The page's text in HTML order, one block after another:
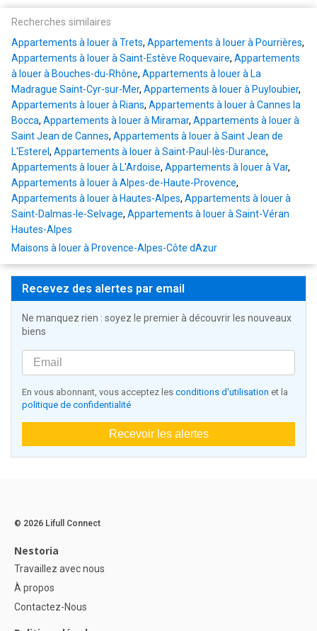
Recherches similaires
Appartements à louer à Trets, Appartements à louer à Pourrières,
Appartements à louer à Saint-Estève Roquevaire, Appartements
à louer à Bouches-du-Rhône, Appartements à louer à La
Madrague Saint-Cyr-sur-Mer, Appartements à louer à Puyloubier,
Appartements à louer à Rians, Appartements à louer à Cannes la
Bocca, Appartements à louer à Miramar, Appartements à louer à
Saint Jean de Cannes, Appartements à louer à Saint Jean de
L'Esterel , Appartements à louer à Saint-Paul-lès-Durance,
Appartements à louer à L'Ardoise, Appartements à louer à Var,
Appartements à louer à Alpes-de-Haute-Provence,
Appartements à louer à Hautes-Alpes, Appartements à louer à
Saint-Dalmas-le-Selvage, Appartements à louer à Saint-Véran
Hautes-Alpes
Maisons à louer à Provence-Alpes-Côte dAzur
Recevez des alertes par email
Ne manquez rien : soyez le premier à découvrir les nouveaux
biens
En vous abonnant, vous acceptez les conditions d'utilisation et la
politique de confidentialité
Recevoir les alertes
© 2026 Lifull Connect
Nestoria
Travaillez avec nous
À propos
Contactez-Nous